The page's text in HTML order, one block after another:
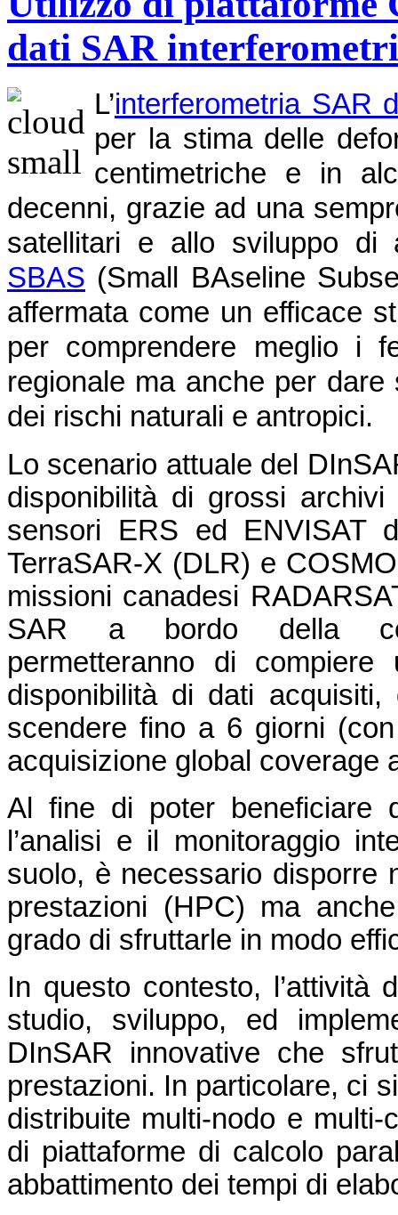
dati SAR
L’interferometria SAR
per la stima delle
centimetriche e in
decenni, grazie ad una
satellitari e allo sviluppo
SBAS (Small BAseline
affermata come un efficace
per comprendere meglio i
regionale ma anche per
dei rischi naturali e antropici.
Lo scenario attuale del
disponibilità di grossi
sensori ERS ed ENVISAT
TerraSAR-X (DLR) e
missioni canadesi
SAR a bordo della
permetteranno di
disponibilità di dati
scendere fino a 6 giorni
acquisizione global coverage
Al fine di poter beneficiare
l’analisi e il monitoraggio
suolo, è necessario disporre
prestazioni (HPC) ma
grado di sfruttarle in modo
In questo contesto, l’attività
studio, sviluppo, ed
DInSAR innovative che
prestazioni. In particolare, ci
distribuite multi-nodo e
di piattaforme di calcolo
abbattimento dei tempi di